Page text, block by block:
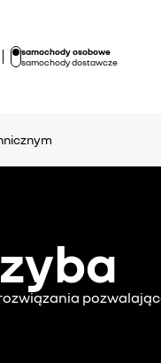
samochody osobowe
samochody dostawcze